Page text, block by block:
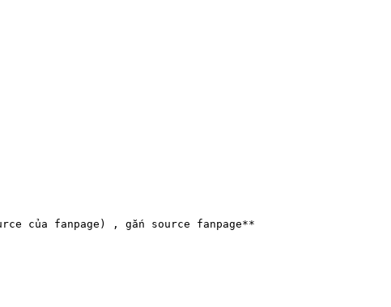
của fanpage) , gắn source fanpage**